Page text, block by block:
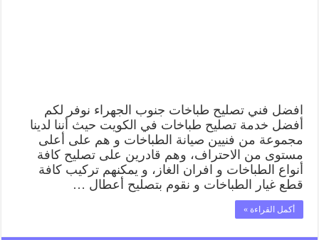
مغلقة
افضل فني تصليح طباخات جنوب الجهراء نوفر لكم
أفضل خدمة تصليح طباخات في الكويت حيث أننا لدينا
مجموعة من فنيين صيانة الطباخات و هم على أعلى
مستوى من الاحتراف، وهم قادرين على تصليح كافة
أنواع الطباخات و افران الغاز، و يمكنهم تركيب كافة
قطع غيار الطباخات و نقوم بتصليح أعطال …
أكمل القراءة »